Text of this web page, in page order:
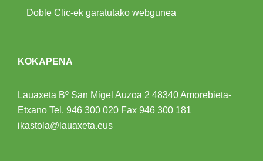
Doble Clic-ek garatutako webgunea
KOKAPENA
Lauaxeta Bº San Migel Auzoa 2 48340 Amorebieta-
Etxano Tel. 946 300 020 Fax 946 300 181
ikastola@lauaxeta.eus